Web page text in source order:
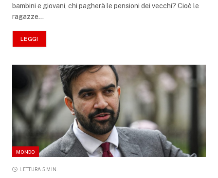
bambini e giovani, chi pagherà le pensioni dei vecchi? Cioè le
ragazze…
LEGGI
MONDO
LETTURA 5 MIN.